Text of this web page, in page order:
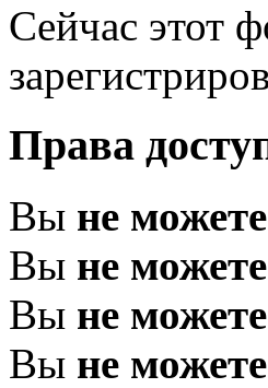
Сейчас этот
Права
Вы не можете
Вы не можете
Вы не можете
Вы не можете